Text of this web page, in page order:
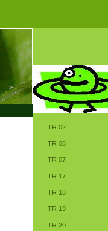
TR 02
TR 06
TR 07
TR 17
TR 18
TR 19
TR 20